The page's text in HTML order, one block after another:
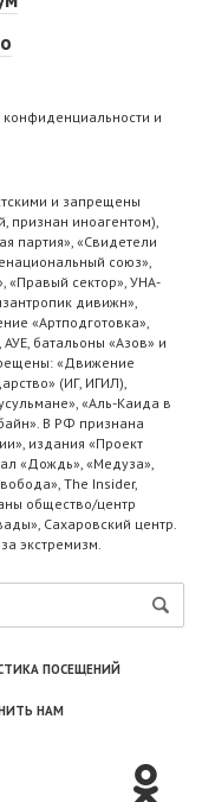
конфиденциальности и
и запрещены
признан иноагентом),
партия», «Свидетели
союз»,
«Правый сектор», УНА-
дивижн»,
«Артподготовка»,
батальоны «Азов» и
«Движение
(ИГ, ИГИЛ),
«Аль-Каида в
В РФ признана
издания «Проект
«Дождь», «Медуза»,
The Insider,
общество/центр
Сахаровский центр.
экстремизм.
ПОСЕЩЕНИЙ
НАМ